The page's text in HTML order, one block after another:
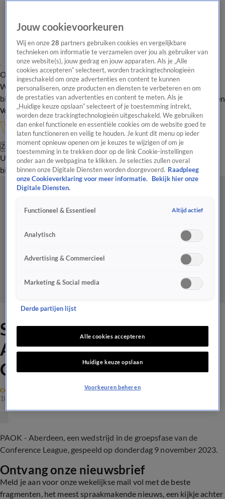
Overzicht Onze programma's Uitzendingen Onze gezichten
In de
WandelgangenInterviewsUitzending
bijwonenPodcastShopVeelgestelde vragenKijkersvraag insturen
Volg Vandaag Inside
Zoeken
UitzendingenVandaag InsideDe OranjezomerShopUitzending
bijwonen
SAMENVATTING: PAOK -
Aberdeen (Groepsfase
Conference League)
CONFERENCE LEAGUE
10 nov 2023, 00:33
PAOK - Aberdeen, een wedstrijd in de groepsfase van de
Conference League, gespeeld op donderdag 9 november 2023.
Ontvang onze nieuwsbrief
Meld je aan voor onze wekelijkse mail vol met de beste
fragmenten, het meest spraakmakende nieuws, een kijkje achter
Jouw cookievoorkeuren
Wij en onze28 partners gebruiken cookies en vergelijkbare
technieken om informatie te verzamelen over jou als gebruiker van
onze website(s), jouw gedrag en jouw apparaten. Als je „Alle
cookies accepteren” selecteert, worden trackingtechnologieën
ingeschakeld om onze advertenties en content te kunnen
personaliseren, onze producten en diensten te verbeteren en om
de prestaties van advertenties en content te meten. Als je
„Huidige keuze opslaan” selecteert of je toestemming intrekt,
worden deze trackingtechnologieën uitgeschakeld. We gebruiken
dan enkel functionele en essentiële cookies om de website goed te
laten functioneren en veilig te houden. Je kunt dit menu op ieder
moment opnieuw openen om je keuzes te wijzigen of om je
toestemming in te trekken door op de link Cookie-instellingen
onder aan de webpagina te klikken. Je selecties zullen overal
binnen onze Digitale Diensten worden doorgevoerd. Raadpleeg
onze Cookieverklaring voor meer informatie.
Bekijk hier onze
Digitale Diensten.
Functioneel & Essentieel Altijd actief
Analytisch
Advertising & Commercieel
Marketing & Social media
Derde partijen lijst
Alle cookies accepteren
Huidige keuze opslaan
Voorkeuren beheren